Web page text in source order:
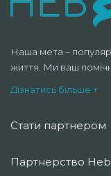
Наша мета –
життя. Ми ваш
Дізнатись більше +
Стати партнером
Партнерство